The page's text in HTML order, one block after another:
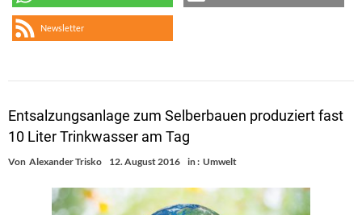
Newsletter
Entsalzungsanlage zum Selberbauen produziert fast
10 Liter Trinkwasser am Tag
Von Alexander Trisko 12. August 2016 in : Umwelt